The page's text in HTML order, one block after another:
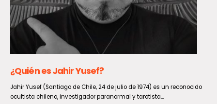
De forma exitosa concluye visita de
evaluadoras de la UNESCO a Geoparque
Aspirante Pillanmapu